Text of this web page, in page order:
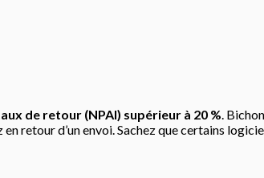
de retour (NPAI) supérieur à 20 % .
retour d’un envoi. Sachez que certains